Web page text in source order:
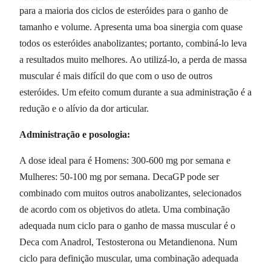
para a maioria dos ciclos de esteróides para o ganho de
tamanho e volume. Apresenta uma boa sinergia com quase
todos os esteróides anabolizantes; portanto, combiná-lo leva
a resultados muito melhores. Ao utilizá-lo, a perda de massa
muscular é mais difícil do que com o uso de outros
esteróides. Um efeito comum durante a sua administração é a
redução e o alívio da dor articular.
Administração e posologia:
A dose ideal para é Homens: 300-600 mg por semana e
Mulheres: 50-100 mg por semana. DecaGP pode ser
combinado com muitos outros anabolizantes, selecionados
de acordo com os objetivos do atleta. Uma combinação
adequada num ciclo para o ganho de massa muscular é o
Deca com Anadrol, Testosterona ou Metandienona. Num
ciclo para definição muscular, uma combinação adequada